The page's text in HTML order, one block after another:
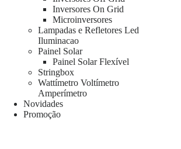
Inversores On Grid
Microinversores
Lampadas e Refletores Led
Iluminacao
Painel Solar
Painel Solar Flexível
Stringbox
Wattímetro Voltímetro
Amperímetro
Novidades
Promoção